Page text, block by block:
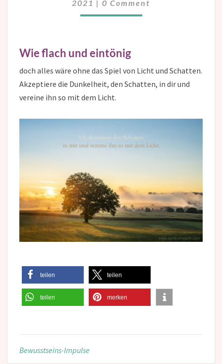
2021 | 0 Comment
Wie flach und eintönig
doch alles wäre ohne das Spiel von Licht und Schatten.
Akzeptiere die Dunkelheit, den Schatten, in dir und
vereine ihn so mit dem Licht.
teilen teilen
teilen merken
Bewusstseins-Impulse